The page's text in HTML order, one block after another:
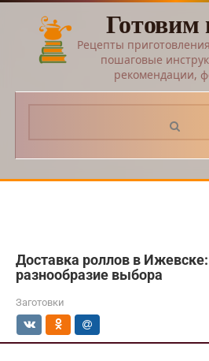
Перейти
контенту
Готовим
Рецепты
пошаговые
рекомендации,
Доставка роллов в
разнообразие выбора
Заготовки